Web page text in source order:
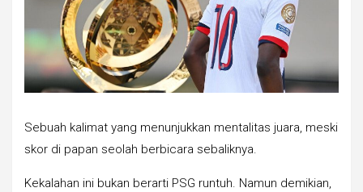
Sebuah kalimat yang menunjukkan mentalitas juara, meski
skor di papan seolah berbicara sebaliknya.
Kekalahan ini bukan berarti PSG runtuh. Namun demikian,